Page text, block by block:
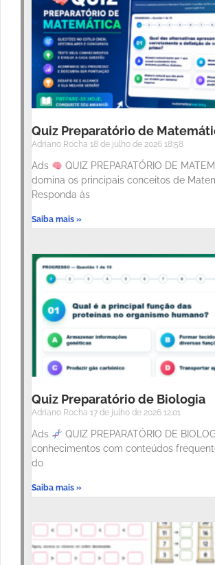
Quiz Preparatório de
Adriano Rocha 18 de julho de 2026 18:58
Ads
QUIZ PREPARATÓRIO DE
domina os principais conceitos de
Responda às
Saiba mais »
Quiz Preparatório de Biologia
Adriano Rocha 17 de julho de 2026 12:01
Ads
QUIZ PREPARATÓRIO DE
conhecimentos com conteúdos
do
Saiba mais »